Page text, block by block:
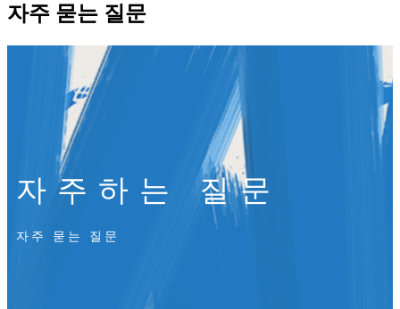
자주 묻는 질문
자주하는 질문
자주 묻는 질문